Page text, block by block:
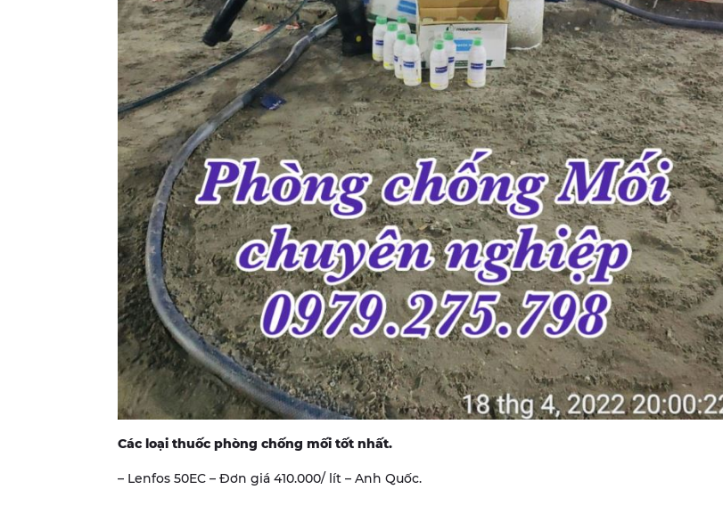
Các loại thuốc phòng chống mối tốt nhất.
– Lenfos 50EC – Đơn giá 410.000/ lít – Anh Quốc.